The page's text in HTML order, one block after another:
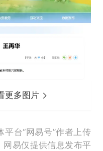
更多图片
台“网易号”作者上传
网易仅提供信息发布平